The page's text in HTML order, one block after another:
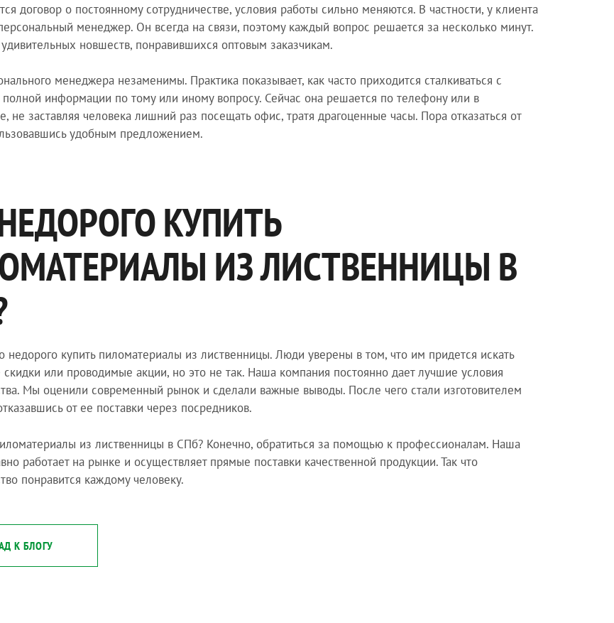
договор о постоянному сотрудничестве, условия работы сильно меняются. В частности, у клиента
менеджер. Он всегда на связи, поэтому каждый вопрос решается за несколько минут.
новшеств, понравившихся оптовым заказчикам.
менеджера незаменимы. Практика показывает, как часто приходится сталкиваться с
полной информации по тому или иному вопросу. Сейчас она решается по телефону или в
не заставляя человека лишний раз посещать офис, тратя драгоценные часы. Пора отказаться от
удобным предложением.
КУПИТЬ
ИЗ ЛИСТВЕННИЦЫ В
купить пиломатериалы из лиственницы. Люди уверены в том, что им придется искать
или проводимые акции, но это не так. Наша компания постоянно дает лучшие условия
Мы оценили современный рынок и сделали важные выводы. После чего стали изготовителем
от ее поставки через посредников.
из лиственницы в СПб? Конечно, обратиться за помощью к профессионалам. Наша
работает на рынке и осуществляет прямые поставки качественной продукции. Так что
понравится каждому человеку.
К БЛОГУ